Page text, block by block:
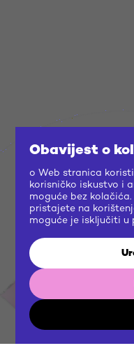
Obavijest o
o Web stranica
korisničko iskustvo i
moguće bez
pristajete na
moguće je isključiti u